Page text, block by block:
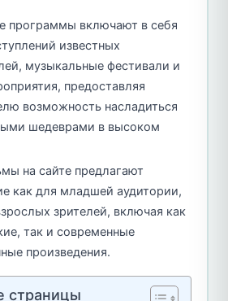
программы включают в себя
известных
музыкальные фестивали и
предоставляя
возможность насладиться
шедеврами в высоком
на сайте предлагают
как для младшей аудитории,
зрителей, включая как
так и современные
произведения.
страницы